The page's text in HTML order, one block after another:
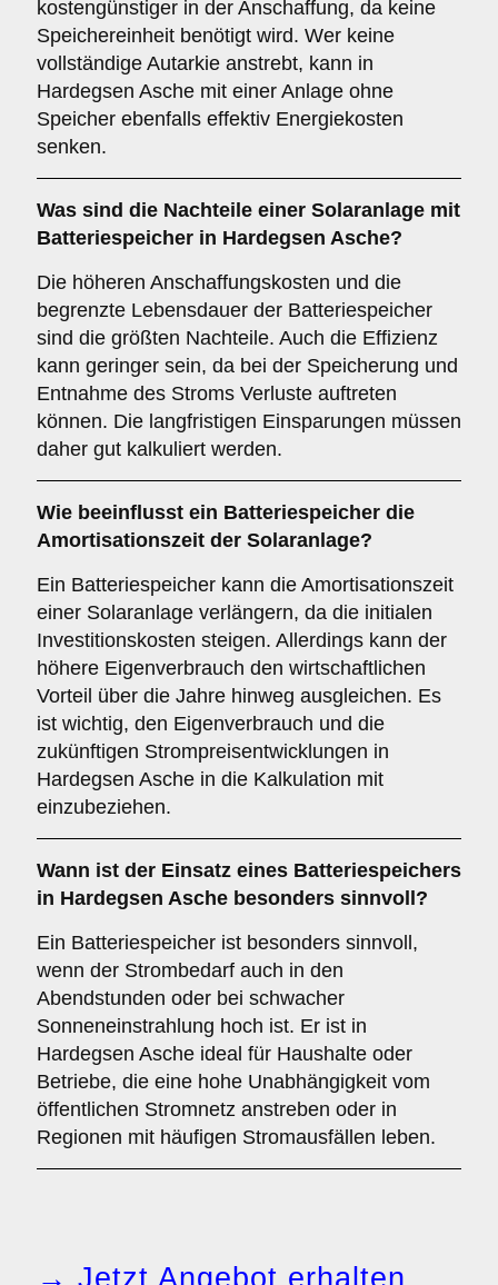
kostengünstiger in der Anschaffung, da keine
Speichereinheit benötigt wird. Wer keine
vollständige Autarkie anstrebt, kann in
Hardegsen Asche mit einer Anlage ohne
Speicher ebenfalls effektiv Energiekosten
senken.
Was sind die Nachteile einer Solaranlage mit
Batteriespeicher in Hardegsen Asche?
Die höheren Anschaffungskosten und die
begrenzte Lebensdauer der Batteriespeicher
sind die größten Nachteile. Auch die Effizienz
kann geringer sein, da bei der Speicherung und
Entnahme des Stroms Verluste auftreten
können. Die langfristigen Einsparungen müssen
daher gut kalkuliert werden.
Wie beeinflusst ein Batteriespeicher die
Amortisationszeit der Solaranlage?
Ein Batteriespeicher kann die Amortisationszeit
einer Solaranlage verlängern, da die initialen
Investitionskosten steigen. Allerdings kann der
höhere Eigenverbrauch den wirtschaftlichen
Vorteil über die Jahre hinweg ausgleichen. Es
ist wichtig, den Eigenverbrauch und die
zukünftigen Strompreisentwicklungen in
Hardegsen Asche in die Kalkulation mit
einzubeziehen.
Wann ist der Einsatz eines Batteriespeichers
in Hardegsen Asche besonders sinnvoll?
Ein Batteriespeicher ist besonders sinnvoll,
wenn der Strombedarf auch in den
Abendstunden oder bei schwacher
Sonneneinstrahlung hoch ist. Er ist in
Hardegsen Asche ideal für Haushalte oder
Betriebe, die eine hohe Unabhängigkeit vom
öffentlichen Stromnetz anstreben oder in
Regionen mit häufigen Stromausfällen leben.
→ Jetzt Angebot erhalten